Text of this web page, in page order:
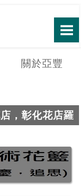
關於亞豐
，彰化花店羅